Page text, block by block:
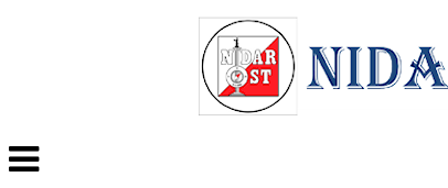
Veksle
navigasjon